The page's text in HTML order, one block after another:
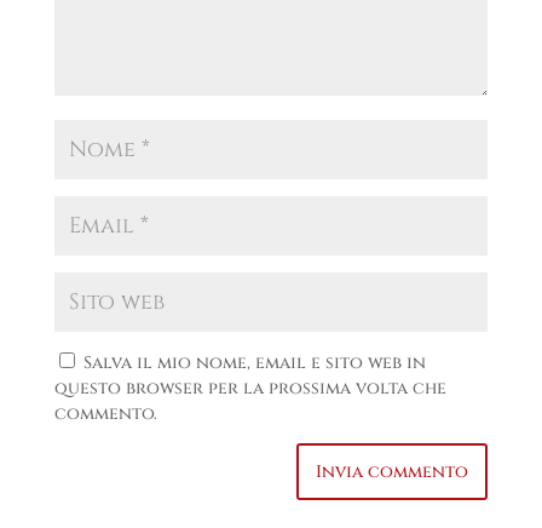
Salva il mio nome, email e sito web in
questo browser per la prossima volta che
commento.